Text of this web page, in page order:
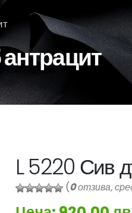
L 5220 Сив
(0отзива,